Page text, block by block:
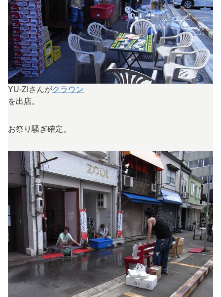
YU-ZIさんがクラウン
を出店。
お祭り騒ぎ確定。